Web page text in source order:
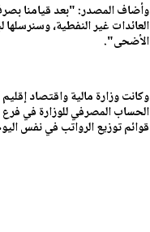
وأضاف المصدر: "بعد قيامنا
العائدات غير النفطية،
الأضحى".
الحساب المصرفي للوزارة في فرع
قوائم توزيع الرواتب في نفس